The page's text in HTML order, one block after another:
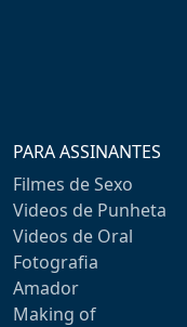
PARA ASSINANTES
Filmes de Sexo
Videos de Punheta
Videos de Oral
Fotografia
Amador
Making of